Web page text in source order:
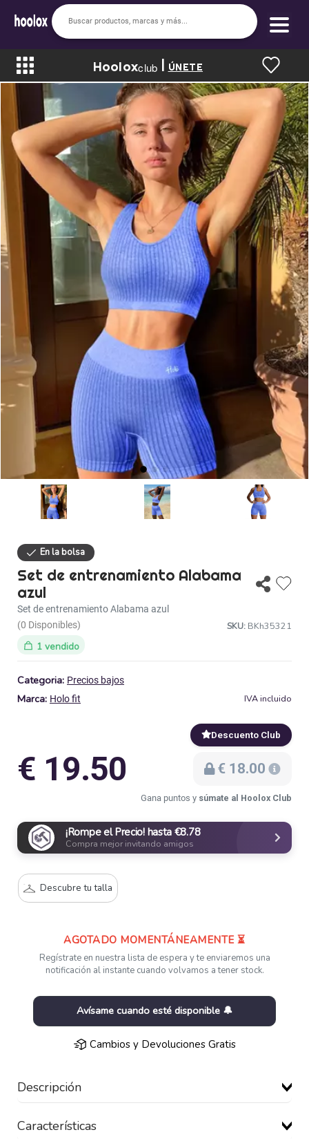
Bienvenido a hoolox
La evolución de la moda en línea.
Iniciar sesión Registrarse
Inicio
Soy nuevo
Mis compras
Club de Recompensas
Romper el Precio
Programa UGC
Descuentos
Ayuda
Iniciar sesión
Hooloxclub ÚNETE
Set de entrenamiento Alabama
azul
Set de entrenamiento Alabama azul
(0 Disponibles)
SKU: BKh35321
1 vendido
Categoria: Precios bajos
Marca: Holo fit IVA incluido
€ 19.50
Descuento Club
€ 18.00
Gana puntos y súmate al Hoolox Club
¡Rompe el Precio! hasta €8.78
Compra mejor invitando amigos
Descubre tu talla
AGOTADO MOMENTÁNEAMENTE ⏳
Regístrate en nuestra lista de espera y te enviaremos una
notificación al instante cuando volvamos a tener stock.
Avísame cuando esté disponible 🔔
Cambios y Devoluciones Gratis
Descripción
Características